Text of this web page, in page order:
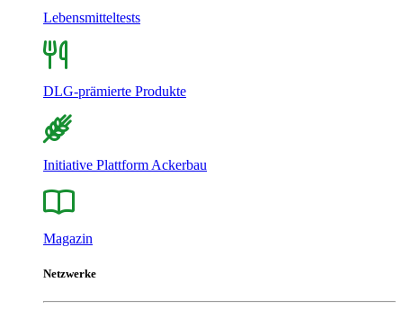
Lebensmitteltests
DLG-prämierte Produkte
Initiative Plattform Ackerbau
Magazin
Netzwerke